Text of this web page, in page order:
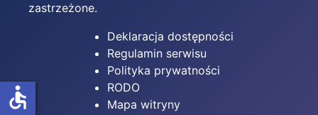
zastrzeżone.
Deklaracja dostępności
Regulamin serwisu
Polityka prywatności
RODO
Mapa witryny
accessible